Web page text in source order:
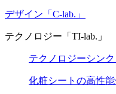
デザイン「C-lab.」
テクノロジー「TI-lab.」
テクノロジーシン
化粧シートの高性能